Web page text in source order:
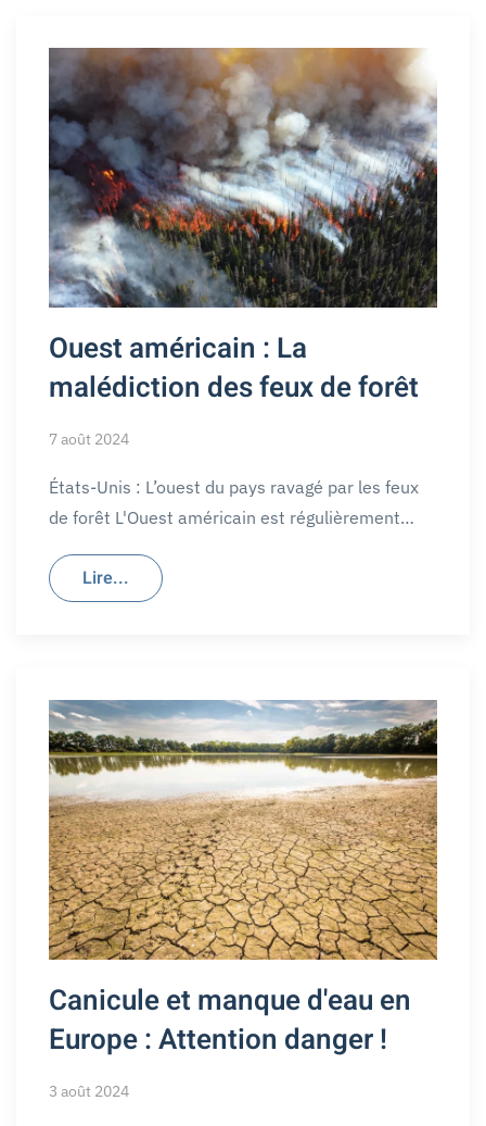
Ouest américain : La
malédiction des feux de forêt
7 août 2024
États-Unis : L’ouest du pays ravagé par les feux
de forêt L'Ouest américain est régulièrement…
Lire...
Canicule et manque d'eau en
Europe : Attention danger !
3 août 2024